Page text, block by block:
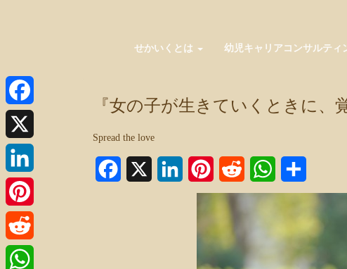
せかいくとは 幼児キャリアコンサルティ
『女の子が生きていくときに、
Spread the love
Facebook LinkedInPinterest Reddit WhatsApp
有
Facebook
X
LinkedIn
Pinterest
Reddit